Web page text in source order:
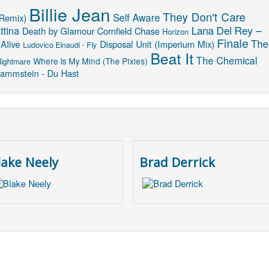
Billie Jean Self Aware They Don't Care
Death by Glamour Cornfield Chase Horizon Lana Del Rey –
Ludovico Einaudi - Fly Disposal Unit (Imperium Mix) FinaleThe
Where Is My Mind (The Pixies) Beat It The Chemical
- Du Hast
Neely Brad Derrick